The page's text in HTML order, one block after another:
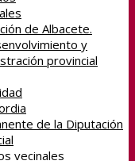
de Albacete.
y
provincial
de la Diputación
vecinales